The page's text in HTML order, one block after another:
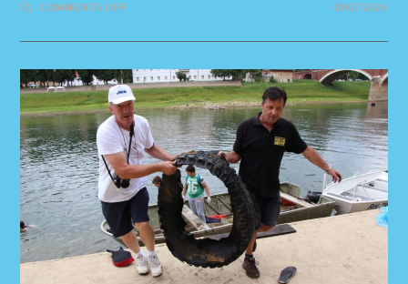
COMMENTS OFF
VOLIM
2024.
08/07/2024